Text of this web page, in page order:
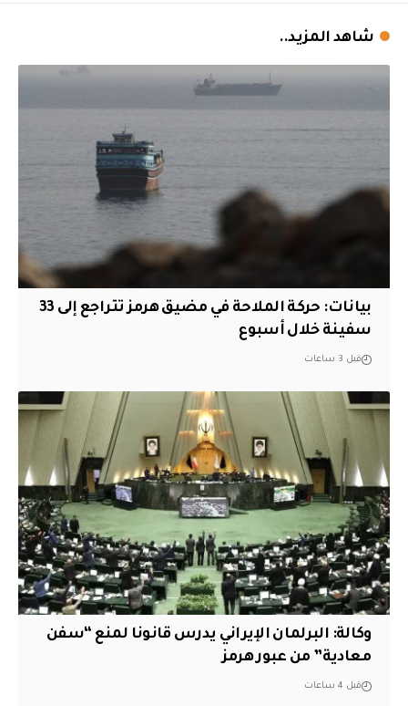
شاهد المزيد..
بيانات: حركة الملاحة في مضيق هرمز تتراجع إلى 33
سفينة خلال أسبوع
قبل 3 ساعات
وكالة: البرلمان الإيراني يدرس قانونا لمنع “سفن
معادية” من عبور هرمز
قبل 4 ساعات